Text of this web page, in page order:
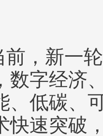
前，新一
数字经济
、低碳、
快速突破